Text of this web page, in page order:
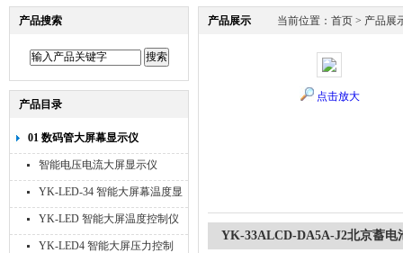
产品搜索
产品目录
01 数码管大屏幕显示仪
智能电压电流大屏显示仪
YK-LED-34 智能大屏幕温度显
示仪
YK-LED 智能大屏温度控制仪
YK-LED4 智能大屏压力控制
产品展示 当前位置： 首页 > 产品展
点击放大
YK-33ALCD-DA5A-J2北京蓄电